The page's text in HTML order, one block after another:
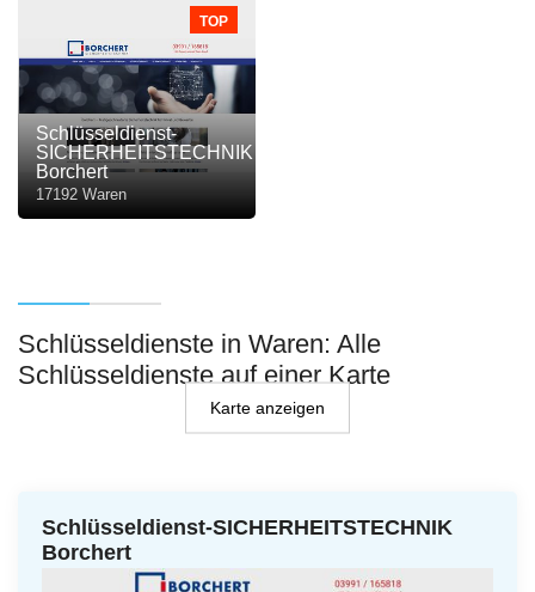
TOP
Schlüsseldienst-
SICHERHEITSTECHNIK
Borchert
17192 Waren
Schlüsseldienste in Waren: Alle
Schlüsseldienste auf einer Karte
Karte anzeigen
Schlüsseldienst-SICHERHEITSTECHNIK
Borchert